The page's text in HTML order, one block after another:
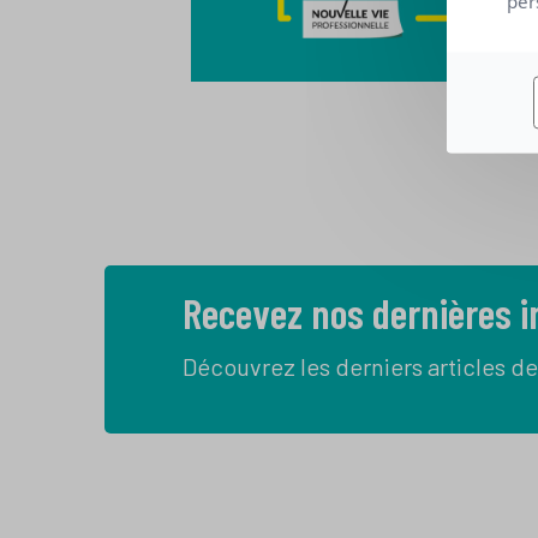
Recevez nos dernières
Découvrez les derniers articles